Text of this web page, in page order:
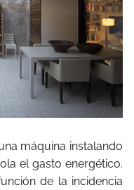
máquina instalando
el gasto energético.
de la incidencia